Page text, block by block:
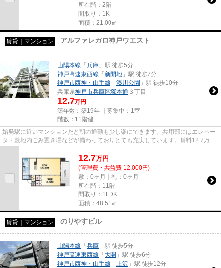
所在階：2階
間取り：1K
面積：21.00㎡
賃貸｜マンション アルファレガロ神戸ウエスト
山陽本線 「 兵庫 」駅 徒歩5分
神戸高速東西線 「 新開地 」駅 徒歩7分
神戸市西神・山手線 「 湊川公園 」駅 徒歩10分
兵庫県神戸市兵庫区塚本通 ３丁目
12.7万円
築年数：築19年 ｜募集中： 1室
階数：11階建
始発駅に近いマンションだと朝の通勤も少し楽にできます。共用部にはエレベー
タ・敷地内ごみ置き場などが備わっておりとても充実しています。賃料12.7万円
12.7万円
(管理費・共益費 12,000円)
敷：0ヶ月｜礼：0ヶ月
所在階：11階
間取り：1LDK
面積：48.51㎡
賃貸｜マンション のりやすビル
山陽本線 「 兵庫 」駅 徒歩5分
神戸高速東西線 「 大開 」駅 徒歩6分
神戸市西神・山手線 「 上沢 」駅 徒歩12分